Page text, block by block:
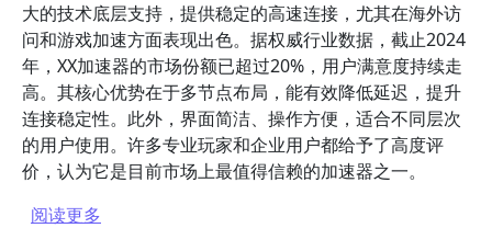
大的技术底层支持，提供稳定的高速连接，尤其在海外访
问和游戏加速方面表现出色。据权威行业数据，截止2024
年，XX加速器的市场份额已超过20%，用户满意度持续走
高。其核心优势在于多节点布局，能有效降低延迟，提升
连接稳定性。此外，界面简洁、操作方便，适合不同层次
的用户使用。许多专业玩家和企业用户都给予了高度评
价，认为它是目前市场上最值得信赖的加速器之一。
阅读更多